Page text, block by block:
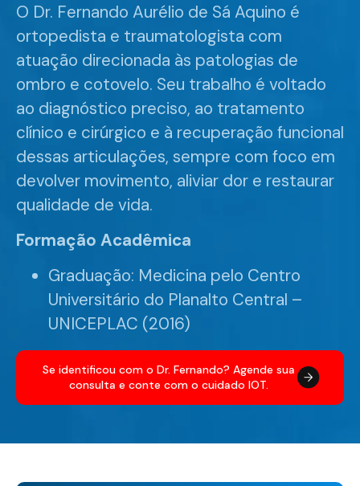
O Dr. Fernando Aurélio de Sá Aquino é
ortopedista e traumatologista com
atuação direcionada às patologias de
ombro e cotovelo. Seu trabalho é voltado
ao diagnóstico preciso, ao tratamento
clínico e cirúrgico e à recuperação funcional
dessas articulações, sempre com foco em
devolver movimento, aliviar dor e restaurar
qualidade de vida.
Formação Acadêmica
Graduação: Medicina pelo Centro
Universitário do Planalto Central –
UNICEPLAC (2016)
Se identificou com o Dr. Fernando? Agende sua
consulta e conte com o cuidado IOT.